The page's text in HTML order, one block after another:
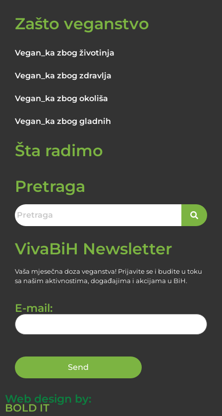
Zašto veganstvo
Vegan_ka zbog životinja
Vegan_ka zbog zdravlja
Vegan_ka zbog okoliša
Vegan_ka zbog gladnih
Šta radimo
Pretraga
VivaBiH Newsletter
Vaša mjesečna doza veganstva! Prijavite se i budite u toku
sa našim aktivnostima, događajima i akcijama u BiH.
E-mail:
Web design by:
BOLD IT